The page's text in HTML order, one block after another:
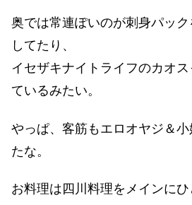
奥では常連ぽいのが刺身パッ
してたり、
イセザキナイトライフのカオ
ているみたい。
やっぱ、客筋もエロオヤジ＆
たな。
お料理は四川料理をメインにひ